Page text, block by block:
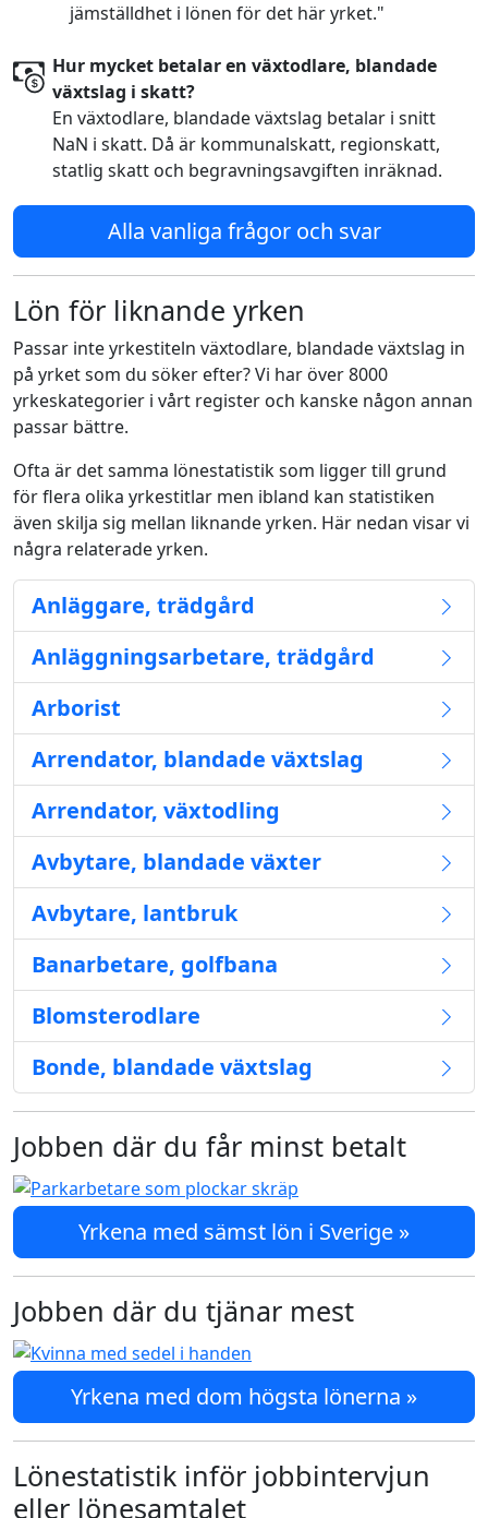
jämställdhet i lönen för det här yrket."
Hur mycket betalar en växtodlare, blandade
växtslag i skatt?
En växtodlare, blandade växtslag betalar i snitt
NaN i skatt. Då är kommunalskatt, regionskatt,
statlig skatt och begravningsavgiften inräknad.
Alla vanliga frågor och svar
Lön för liknande yrken
Passar inte yrkestiteln växtodlare, blandade växtslag in
på yrket som du söker efter? Vi har över 8000
yrkeskategorier i vårt register och kanske någon annan
passar bättre.
Ofta är det samma lönestatistik som ligger till grund
för flera olika yrkestitlar men ibland kan statistiken
även skilja sig mellan liknande yrken. Här nedan visar vi
några relaterade yrken.
Anläggare, trädgård
Anläggningsarbetare, trädgård
Arborist
Arrendator, blandade växtslag
Arrendator, växtodling
Avbytare, blandade växter
Avbytare, lantbruk
Banarbetare, golfbana
Blomsterodlare
Bonde, blandade växtslag
Jobben där du får minst betalt
Yrkena med sämst lön i Sverige »
Jobben där du tjänar mest
Yrkena med dom högsta lönerna »
Lönestatistik inför jobbintervjun
eller lönesamtalet